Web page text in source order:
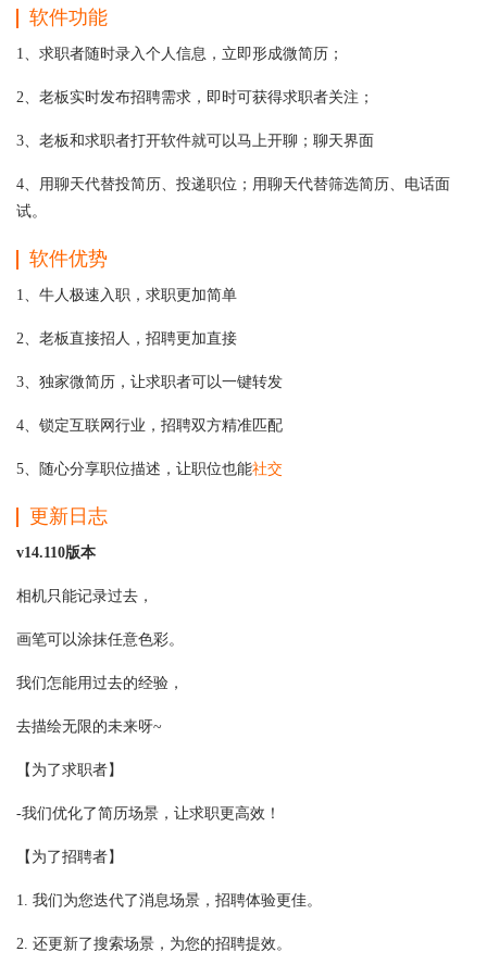
软件功能
1、求职者随时录入个人信息，立即形成微简历；
2、老板实时发布招聘需求，即时可获得求职者关注；
3、老板和求职者打开软件就可以马上开聊；聊天界面
4、用聊天代替投简历、投递职位；用聊天代替筛选简历、电话面
试。
软件优势
1、牛人极速入职，求职更加简单
2、老板直接招人，招聘更加直接
3、独家微简历，让求职者可以一键转发
4、锁定互联网行业，招聘双方精准匹配
5、随心分享职位描述，让职位也能社交
更新日志
v14.110版本
相机只能记录过去，
画笔可以涂抹任意色彩。
我们怎能用过去的经验，
去描绘无限的未来呀~
【为了求职者】
-我们优化了简历场景，让求职更高效！
【为了招聘者】
1. 我们为您迭代了消息场景，招聘体验更佳。
2. 还更新了搜索场景，为您的招聘提效。